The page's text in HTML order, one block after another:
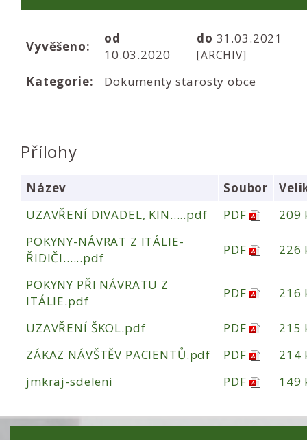
Vyvěšeno:
od
10.03.2020
do 31.03.2021
[ARCHIV]
Kategorie: Dokumenty starosty obce
Přílohy
Název Soubor
UZAVŘENÍ DIVADEL, KIN.....pdf
PDF
209
POKYNY-NÁVRAT Z ITÁLIE-
ŘIDIČI......pdf
PDF 226
POKYNY PŘI NÁVRATU Z
ITÁLIE.pdf
PDF 216
UZAVŘENÍ ŠKOL.pdf PDF
215
ZÁKAZ NÁVŠTĚV PACIENTŮ.pdf
PDF
214
jmkraj-sdeleni
PDF 149